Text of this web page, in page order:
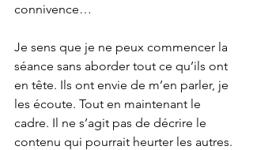
connivence…
Je sens que je ne peux commencer la
séance sans aborder tout ce qu’ils ont
en tête. Ils ont envie de m’en parler, je
les écoute. Tout en maintenant le
cadre. Il ne s’agit pas de décrire le
contenu qui pourrait heurter les autres.